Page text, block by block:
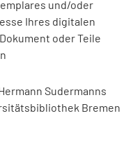
und/oder
Ihres digitalen
oder Teile
Sudermanns
Bremen